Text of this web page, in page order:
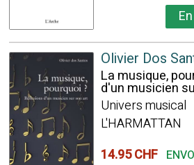
Olivier Dos
La musique,
d'un musicien
Univers musical
L'HARMATTAN
14.95 CHF